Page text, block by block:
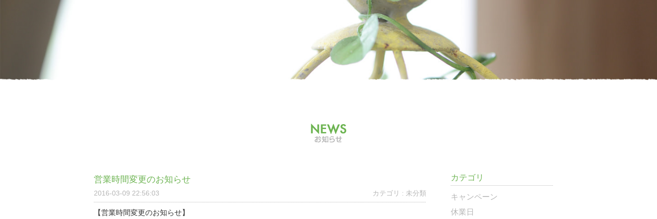
営業時間変更のお知らせ
2016-03-09 22:56:03 カテゴリ : 未分類
【営業時間変更のお知らせ】
カテゴリ
キャンペーン
休業日